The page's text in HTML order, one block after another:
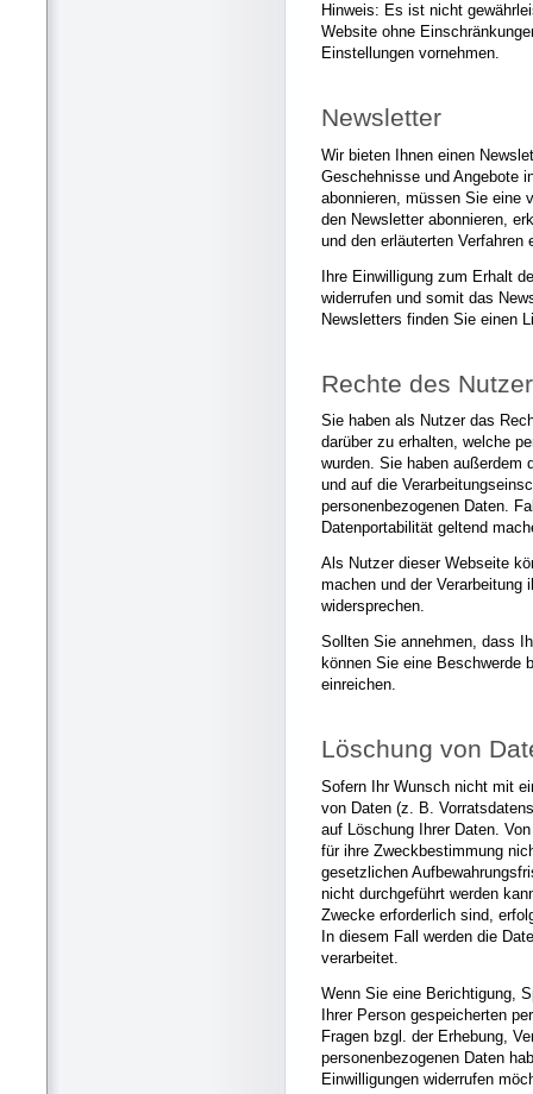
Hinweis: Es ist nicht
Website ohne
Einstellungen vornehmen.
Newsletter
Wir bieten Ihnen einen
Geschehnisse und Angebote
abonnieren, müssen Sie eine
den Newsletter abonnieren,
und den erläuterten Verfahren
Ihre Einwilligung zum Erhalt
widerrufen und somit das
Newsletters finden Sie einen
Rechte des
Sie haben als Nutzer das
darüber zu erhalten, welche
wurden. Sie haben außerdem
und auf die
personenbezogenen Daten.
Datenportabilität geltend
Als Nutzer dieser Webseite
machen und der Verarbeitung
widersprechen.
Sollten Sie annehmen, dass
können Sie eine Beschwerde
einreichen.
Löschung von
Sofern Ihr Wunsch nicht mit
von Daten (z. B.
auf Löschung Ihrer Daten.
für ihre Zweckbestimmung
gesetzlichen
nicht durchgeführt werden
Zwecke erforderlich sind,
In diesem Fall werden die
verarbeitet.
Wenn Sie eine Berichtigung,
Ihrer Person gespeicherten
Fragen bzgl. der Erhebung,
personenbezogenen Daten
Einwilligungen widerrufen